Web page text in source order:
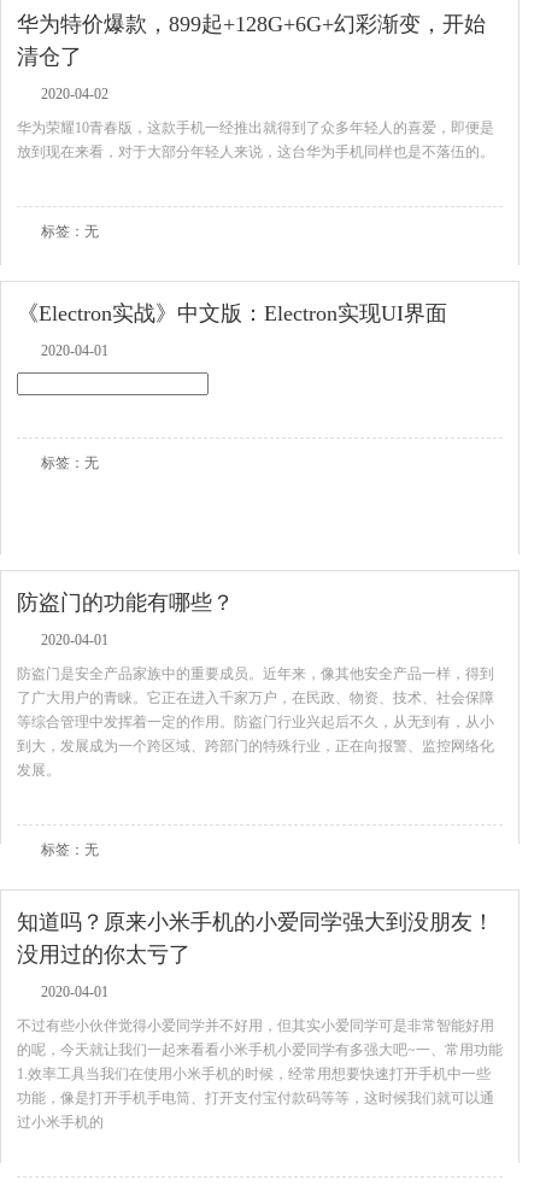
华为特价爆款，899起+128G+6G+幻彩渐变，开始
清仓了
2020-04-02
华为荣耀10青春版，这款手机一经推出就得到了众多年轻人的喜爱，即便是
放到现在来看，对于大部分年轻人来说，这台华为手机同样也是不落伍的。
标签：无
《Electron实战》中文版：Electron实现UI界面
2020-04-01
标签：无
防盗门的功能有哪些？
2020-04-01
防盗门是安全产品家族中的重要成员。近年来，像其他安全产品一样，得到
了广大用户的青睐。它正在进入千家万户，在民政、物资、技术、社会保障
等综合管理中发挥着一定的作用。防盗门行业兴起后不久，从无到有，从小
到大，发展成为一个跨区域、跨部门的特殊行业，正在向报警、监控网络化
发展。
标签：无
知道吗？原来小米手机的小爱同学强大到没朋友！
没用过的你太亏了
2020-04-01
不过有些小伙伴觉得小爱同学并不好用，但其实小爱同学可是非常智能好用
的呢，今天就让我们一起来看看小米手机小爱同学有多强大吧~一、常用功能
1.效率工具当我们在使用小米手机的时候，经常用想要快速打开手机中一些
功能，像是打开手机手电筒、打开支付宝付款码等等，这时候我们就可以通
过小米手机的